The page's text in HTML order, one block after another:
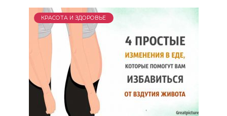
КРАСОТА И ЗДОРОВЬЕ